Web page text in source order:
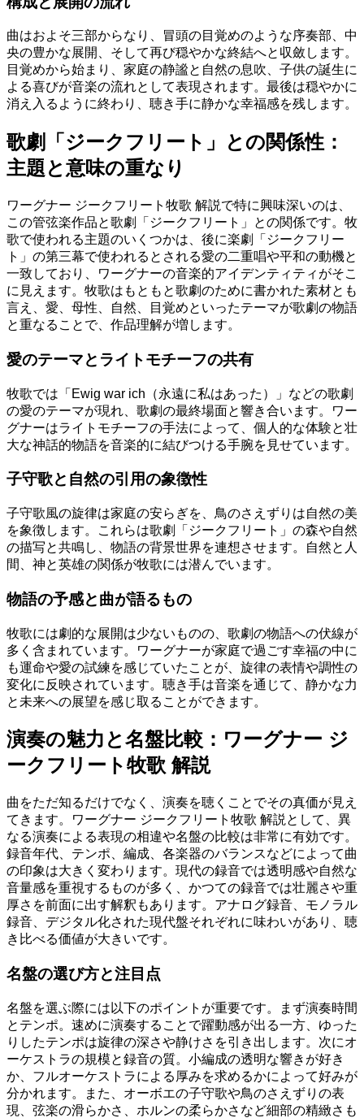
曲はおよそ三部からなり、冒頭の目覚めのような序奏部、中
央の豊かな展開、そして再び穏やかな終結へと収斂します。
目覚めから始まり、家庭の静謐と自然の息吹、子供の誕生に
よる喜びが音楽の流れとして表現されます。最後は穏やかに
消え入るように終わり、聴き手に静かな幸福感を残します。
歌劇「ジークフリート」との関係性：
主題と意味の重なり
ワーグナー ジークフリート牧歌 解説で特に興味深いのは、
この管弦楽作品と歌劇「ジークフリート」との関係です。牧
歌で使われる主題のいくつかは、後に楽劇「ジークフリー
ト」の第三幕で使われるとされる愛の二重唱や平和の動機と
一致しており、ワーグナーの音楽的アイデンティティがそこ
に見えます。牧歌はもともと歌劇のために書かれた素材とも
言え、愛、母性、自然、目覚めといったテーマが歌劇の物語
と重なることで、作品理解が増します。
愛のテーマとライトモチーフの共有
牧歌では「Ewig war ich（永遠に私はあった）」などの歌劇
の愛のテーマが現れ、歌劇の最終場面と響き合います。ワー
グナーはライトモチーフの手法によって、個人的な体験と壮
大な神話的物語を音楽的に結びつける手腕を見せています。
子守歌と自然の引用の象徴性
子守歌風の旋律は家庭の安らぎを、鳥のさえずりは自然の美
を象徴します。これらは歌劇「ジークフリート」の森や自然
の描写と共鳴し、物語の背景世界を連想させます。自然と人
間、神と英雄の関係が牧歌には潜んでいます。
物語の予感と曲が語るもの
牧歌には劇的な展開は少ないものの、歌劇の物語への伏線が
多く含まれています。ワーグナーが家庭で過ごす幸福の中に
も運命や愛の試練を感じていたことが、旋律の表情や調性の
変化に反映されています。聴き手は音楽を通じて、静かな力
と未来への展望を感じ取ることができます。
演奏の魅力と名盤比較：ワーグナー ジ
ークフリート牧歌 解説
曲をただ知るだけでなく、演奏を聴くことでその真価が見え
てきます。ワーグナー ジークフリート牧歌 解説として、異
なる演奏による表現の相違や名盤の比較は非常に有効です。
録音年代、テンポ、編成、各楽器のバランスなどによって曲
の印象は大きく変わります。現代の録音では透明感や自然な
音量感を重視するものが多く、かつての録音では壮麗さや重
厚さを前面に出す解釈もあります。アナログ録音、モノラル
録音、デジタル化された現代盤それぞれに味わいがあり、聴
き比べる価値が大きいです。
名盤の選び方と注目点
名盤を選ぶ際には以下のポイントが重要です。まず演奏時間
とテンポ。速めに演奏することで躍動感が出る一方、ゆった
りしたテンポは旋律の深さや静けさを引き出します。次にオ
ーケストラの規模と録音の質。小編成の透明な響きが好き
か、フルオーケストラによる厚みを求めるかによって好みが
分かれます。また、オーボエの子守歌や鳥のさえずりの表
現、弦楽の滑らかさ、ホルンの柔らかさなど細部の精緻さも